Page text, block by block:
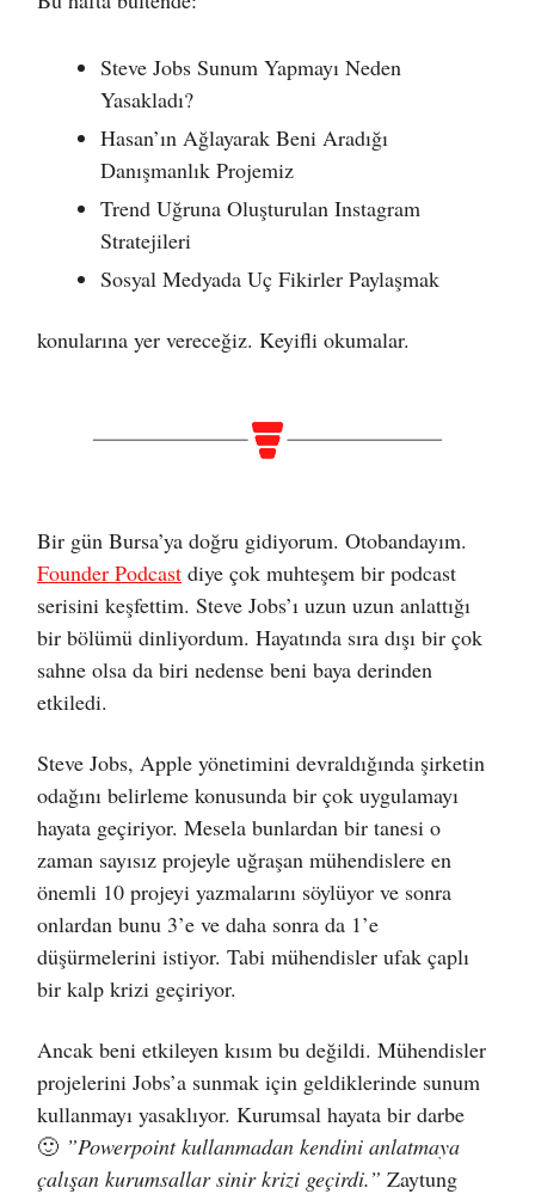
Steve Jobs Sunum Yapmayı Neden
Yasakladı?
Hasan’ın Ağlayarak Beni Aradığı
Danışmanlık Projemiz
Trend Uğruna Oluşturulan Instagram
Stratejileri
Sosyal Medyada Uç Fikirler Paylaşmak
konularına yer vereceğiz. Keyifli okumalar.
Bir gün Bursa’ya doğru gidiyorum. Otobandayım.
Founder Podcast diye çok muhteşem bir podcast
serisini keşfettim. Steve Jobs’ı uzun uzun anlattığı
bir bölümü dinliyordum. Hayatında sıra dışı bir çok
sahne olsa da biri nedense beni baya derinden
etkiledi.
Steve Jobs, Apple yönetimini devraldığında şirketin
odağını belirleme konusunda bir çok uygulamayı
hayata geçiriyor. Mesela bunlardan bir tanesi o
zaman sayısız projeyle uğraşan mühendislere en
önemli 10 projeyi yazmalarını söylüyor ve sonra
onlardan bunu 3’e ve daha sonra da 1’e
düşürmelerini istiyor. Tabi mühendisler ufak çaplı
bir kalp krizi geçiriyor.
Ancak beni etkileyen kısım bu değildi. Mühendisler
projelerini Jobs’a sunmak için geldiklerinde sunum
kullanmayı yasaklıyor. Kurumsal hayata bir darbe
🙂 ”Powerpoint kullanmadan kendini anlatmaya
çalışan kurumsallar sinir krizi geçirdi.” Zaytung